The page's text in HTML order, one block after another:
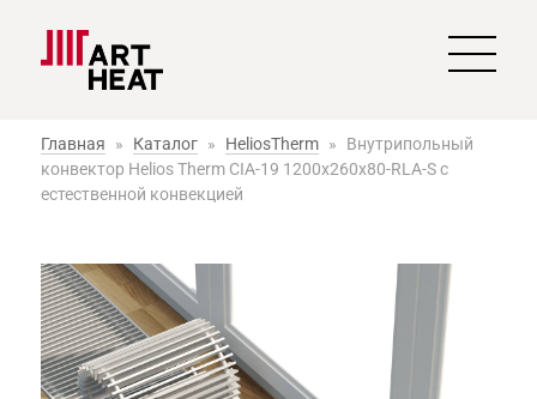
Главная » Каталог » HeliosTherm »
Внутрипольный
конвектор Helios Therm CIA-19 1200x260x80-RLA-S с
естественной конвекцией